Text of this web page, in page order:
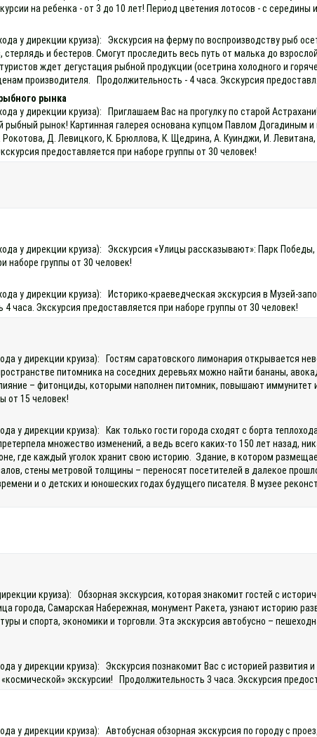
на ребенка - от 3 до 10 лет! Период цветения лотосов - с середины
у дирекции круиза): Экскурсия на ферму по воспроизводству рыб
и бестеров. Смогут проследить весь путь от малька до
ждет дегустация рыбной продукции (осетрина холодного и
производителя. Продолжительность - 4 часа. Экскурсия
рынка
у дирекции круиза): Приглашаем Вас на прогулку по старой
рынок! Картинная галерея основана купцом Павлом Догадиным
Д. Левицкого, К. Брюллова, К. Щедрина, А. Куинджи, И.
предоставляется при наборе группы от 30 человек!
у дирекции круиза): Экскурсия «Улицы рассказывают»: Парк
наборе группы от 30 человек!
у дирекции круиза): Историко-краеведческая экскурсия в Музей-
Экскурсия предоставляется при наборе группы от 30 человек!
у дирекции круиза): Гостям саратовского лимонария открывается
питомника на соседних деревьях можно найти бананы,
– фитонциды, которыми наполнен питомник, повышают
от 15 человек!
у дирекции круиза): Как только гости города сходят с борта
множество изменений, а ведь всего каких-то 150 лет назад,
где каждый уголок хранит свою историю. Здание, в котором
стены метровой толщины – переносят посетителей в далекое
и о детских и юношеских годах будущего писателя. В музее
круиза): Обзорная экскурсия, которая знакомит гостей с
Самарская Набережная, монумент Ракета, узнают историю
и спорта, экономики и торговли. Эта экскурсия автобусно –
у дирекции круиза): Экскурсия познакомит Вас с историей
экскурсии! Продолжительность 3 часа. Экскурсия
у дирекции круиза): Автобусная обзорная экскурсия по городу с